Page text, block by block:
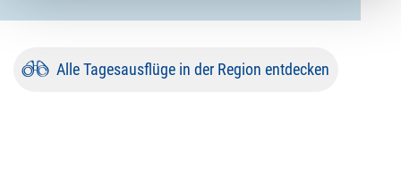
Luckow.Ich fahre über die einsamen Hügel der
Gutshäuser in Rosenhagen,
Gerdshagen
und Rederank -
eingebettet in die idyllisch angelegten Parkanlagen,
Alle Tagesausflüge in der Region entdecken